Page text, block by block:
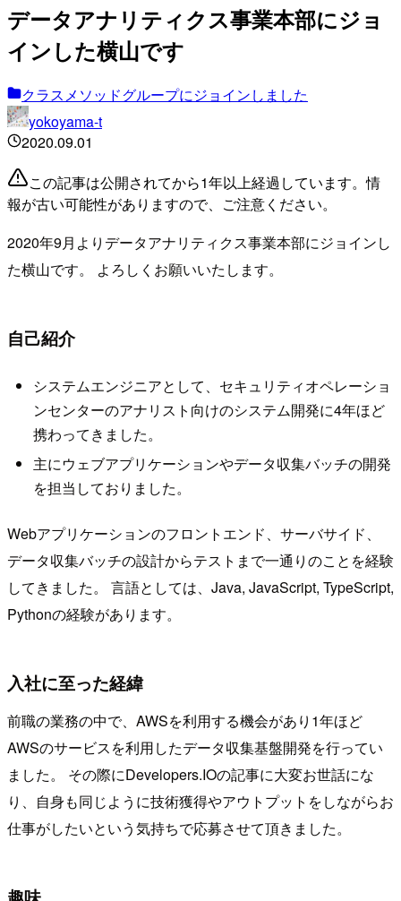
データアナリティクス事業本部にジョ
インした横山です
クラスメソッドグループにジョインしました
yokoyama-t
2020.09.01
この記事は公開されてから1年以上経過しています。情
報が古い可能性がありますので、ご注意ください。
2020年9月よりデータアナリティクス事業本部にジョインし
た横山です。 よろしくお願いいたします。
自己紹介
システムエンジニアとして、セキュリティオペレーショ
ンセンターのアナリスト向けのシステム開発に4年ほど
携わってきました。
主にウェブアプリケーションやデータ収集バッチの開発
を担当しておりました。
Webアプリケーションのフロントエンド、サーバサイド、
データ収集バッチの設計からテストまで一通りのことを経験
してきました。 言語としては、Java, JavaScript, TypeScript,
Pythonの経験があります。
入社に至った経緯
前職の業務の中で、AWSを利用する機会があり1年ほど
AWSのサービスを利用したデータ収集基盤開発を行ってい
ました。 その際にDevelopers.IOの記事に大変お世話にな
り、自身も同じように技術獲得やアウトプットをしながらお
仕事がしたいという気持ちで応募させて頂きました。